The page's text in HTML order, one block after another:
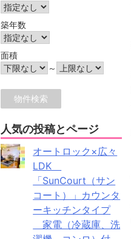
築年数
面積
～
人気の投稿とページ
オートロック×広々
LDK
「SunCourt（サン
コート）」カウンタ
ーキッチンタイプ
家電（冷蔵庫、洗